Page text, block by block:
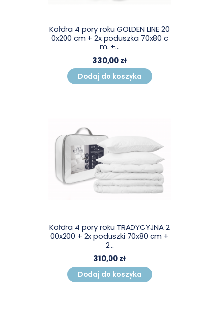
Kołdra 4 pory roku GOLDEN LINE 20
0x200 cm + 2x poduszka 70x80 c
m. +...
330,00 zł
Dodaj do koszyka
Kołdra 4 pory roku TRADYCYJNA 2
00x200 + 2x poduszki 70x80 cm +
2...
310,00 zł
Dodaj do koszyka